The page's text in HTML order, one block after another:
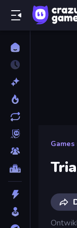
Games